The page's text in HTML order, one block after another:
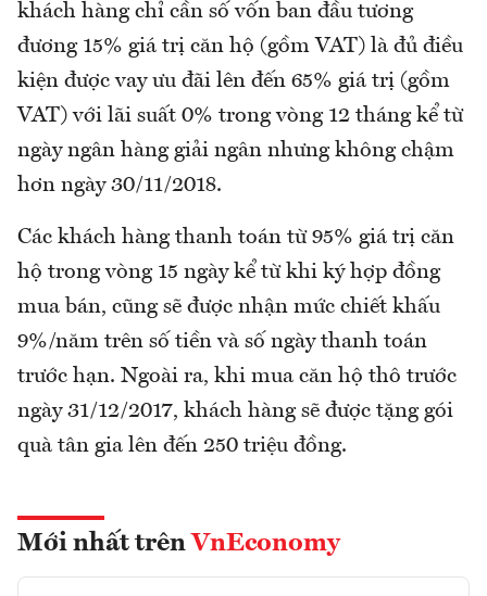
khách hàng chỉ cần số vốn ban đầu tương
đương 15% giá trị căn hộ (gồm VAT) là đủ điều
kiện được vay ưu đãi lên đến 65% giá trị (gồm
VAT) với lãi suất 0% trong vòng 12 tháng kể từ
ngày ngân hàng giải ngân nhưng không chậm
hơn ngày 30/11/2018.
Các khách hàng thanh toán từ 95% giá trị căn
hộ trong vòng 15 ngày kể từ khi ký hợp đồng
mua bán, cũng sẽ được nhận mức chiết khấu
9%/năm trên số tiền và số ngày thanh toán
trước hạn. Ngoài ra, khi mua căn hộ thô trước
ngày 31/12/2017, khách hàng sẽ được tặng gói
quà tân gia lên đến 250 triệu đồng.
Mới nhất trên VnEconomy